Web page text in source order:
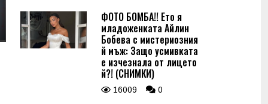
ФОТО БОМБА!! Ето я
младоженката Айлин
Бобева с мистериозния
й мъж: Защо усмивката
е изчезнала от лицето
й?! (СНИМКИ)
16009 0